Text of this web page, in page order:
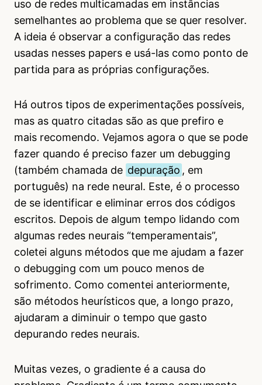
uso de redes multicamadas em instâncias
semelhantes ao problema que se quer resolver.
A ideia é observar a configuração das redes
usadas nesses papers e usá-las como ponto de
partida para as próprias configurações.
Há outros tipos de experimentações possíveis,
mas as quatro citadas são as que prefiro e
mais recomendo. Vejamos agora o que se pode
fazer quando é preciso fazer um debugging
(também chamada de depuração , em
português) na rede neural. Este, é o processo
de se identificar e eliminar erros dos códigos
escritos. Depois de algum tempo lidando com
algumas redes neurais “temperamentais”,
coletei alguns métodos que me ajudam a fazer
o debugging com um pouco menos de
sofrimento. Como comentei anteriormente,
são métodos heurísticos que, a longo prazo,
ajudaram a diminuir o tempo que gasto
depurando redes neurais.
Muitas vezes, o gradiente é a causa do